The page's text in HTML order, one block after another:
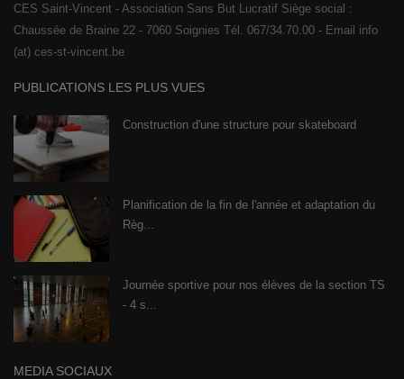
CES Saint-Vincent - Association Sans But Lucratif Siège social :
Chaussée de Braine 22 - 7060 Soignies Tél. 067/34.70.00 - Email info
(at) ces-st-vincent.be
PUBLICATIONS LES PLUS VUES
Construction d'une structure pour skateboard
Planification de la fin de l'année et adaptation du
Règ...
Journée sportive pour nos élèves de la section TS
- 4 s...
MEDIA SOCIAUX